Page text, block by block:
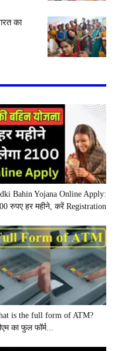
का
Bahin Yojana Online Apply:
रुपए हर महीने, करें Registration
is the full form of ATM?
का फुल फॉर्म...